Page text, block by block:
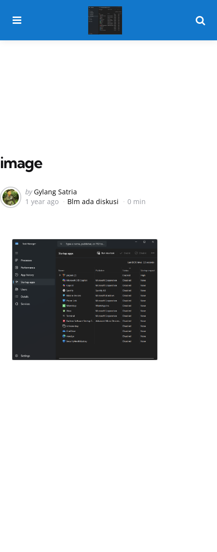
image
Posted
by
by Gylang Satria
1 year ago
Blm ada diskusi 0 min